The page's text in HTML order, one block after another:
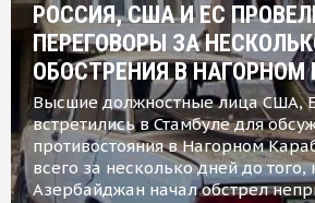
РОССИЯ, США И ЕС
ПЕРЕГОВОРЫ ЗА
ОБОСТРЕНИЯ В НАГОРНОМ
Высшие должностные лица США,
встретились в Стамбуле для
противостояния в Нагорном
всего за несколько дней до того,
Азербайджан начал обстрел